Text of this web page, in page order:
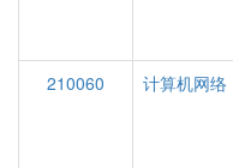
210060
计算机网络